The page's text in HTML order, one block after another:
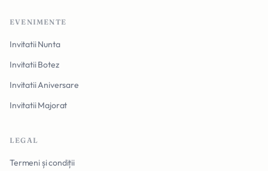
EVENIMENTE
Invitatii Nunta
Invitatii Botez
Invitatii Aniversare
Invitatii Majorat
LEGAL
Termeni și condiții